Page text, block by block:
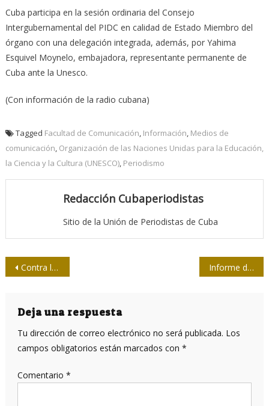
Cuba participa en la sesión ordinaria del Consejo
Intergubernamental del PIDC en calidad de Estado Miembro del
órgano con una delegación integrada, además, por Yahima
Esquivel Moynelo, embajadora, representante permanente de
Cuba ante la Unesco.
(Con información de la radio cubana)
Tagged Facultad de Comunicación Información Medios de
comunicación Organización de las Naciones Unidas para la Educación,
la Ciencia y la Cultura (UNESCO), Periodismo
Redacción Cubaperiodistas
Sitio de la Unión de Periodistas de Cuba
Navegación
entradas
Contra la neutralidad: Ryszard Kapuściński Informe desnuda panorama desolador para la prensa en Guatemala
Deja una respuesta
Tu dirección de correo electrónico no será publicada. Los
campos obligatorios están marcados con *
Comentario *